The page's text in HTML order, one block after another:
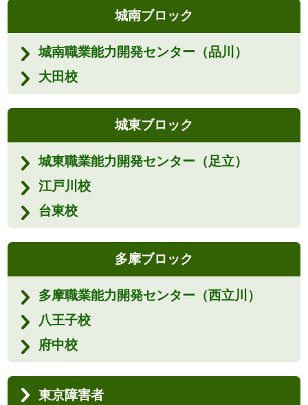
城南ブロック
城南職業能力開発センター（品川）
大田校
城東ブロック
城東職業能力開発センター（足立）
江戸川校
台東校
多摩ブロック
多摩職業能力開発センター（西立川）
八王子校
府中校
東京障害者